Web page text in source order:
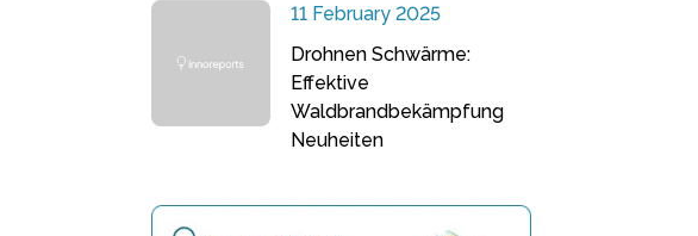
11 February 2025
Drohnen Schwärme:
Effektive
Waldbrandbekämpfung
Neuheiten